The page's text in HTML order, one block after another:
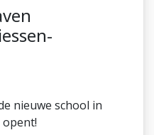
nieuwe school in